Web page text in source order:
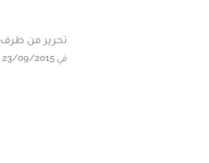
تحرير من طرف
في 23/09/2015 على الساعة 11:09